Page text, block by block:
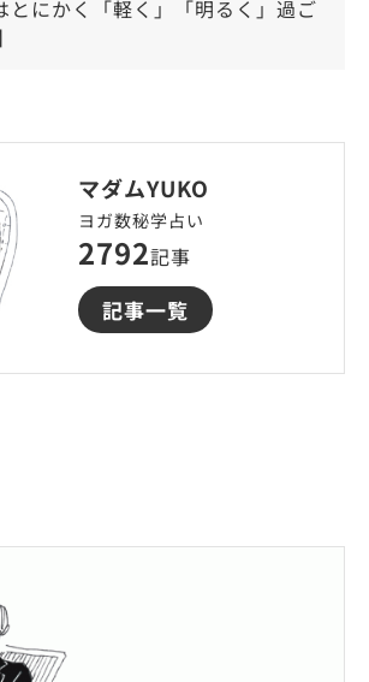
にかく「軽く」「明るく」過ご
マダムYUKO
ヨガ数秘学占い
2792記事
記事一覧